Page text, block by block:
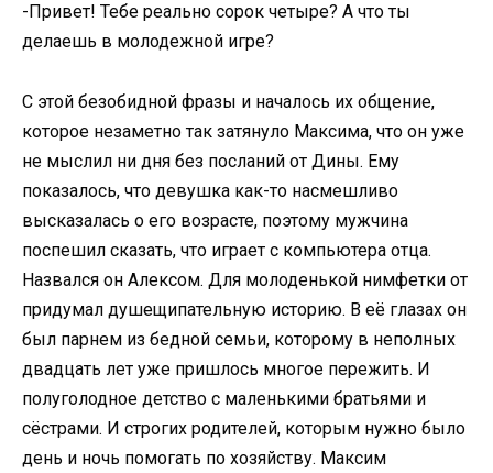
-Привет! Тебе реально сорок четыре? А что ты
делаешь в молодежной игре?
С этой безобидной фразы и началось их общение,
которое незаметно так затянуло Максима, что он уже
не мыслил ни дня без посланий от Дины. Ему
показалось, что девушка как-то насмешливо
высказалась о его возрасте, поэтому мужчина
поспешил сказать, что играет с компьютера отца.
Назвался он Алексом. Для молоденькой нимфетки от
придумал душещипательную историю. В её глазах он
был парнем из бедной семьи, которому в неполных
двадцать лет уже пришлось многое пережить. И
полуголодное детство с маленькими братьями и
сёстрами. И строгих родителей, которым нужно было
день и ночь помогать по хозяйству. Максим